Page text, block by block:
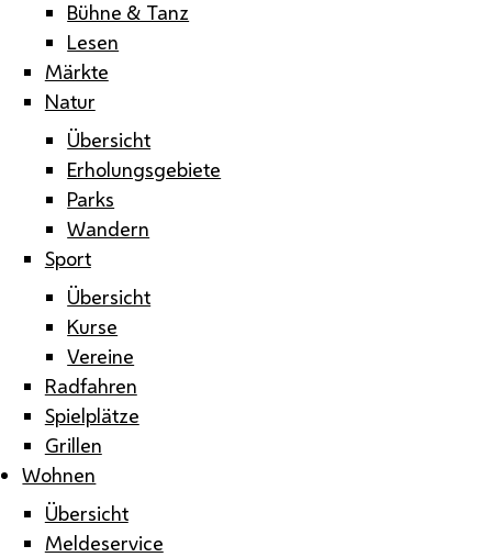
Bühne & Tanz
Lesen
Märkte
Natur
Übersicht
Erholungsgebiete
Parks
Wandern
Sport
Übersicht
Kurse
Vereine
Radfahren
Spielplätze
Grillen
Wohnen
Übersicht
Meldeservice